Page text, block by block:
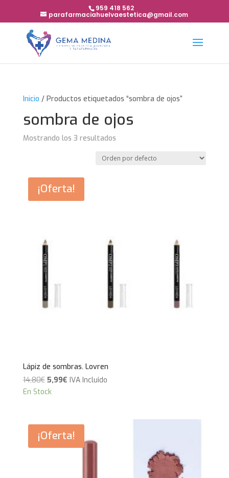
959 418 562
parafarmaciahuelvaestetica@gmail.com
Inicio / Productos etiquetados “sombra de ojos”
sombra de ojos
Mostrando los 3 resultados
¡Oferta!
Lápiz de sombras. Lovren
14,80€ El
precio
14,80€.
5,99€El
5,99€.
IVA Incluido
En Stock
¡Oferta!